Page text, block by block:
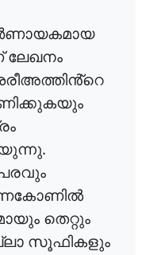
ലേഖനം
.
തെറ്റും
സൂഫികളും